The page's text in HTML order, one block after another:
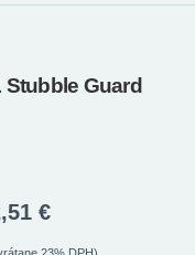
Stubble Guard
€